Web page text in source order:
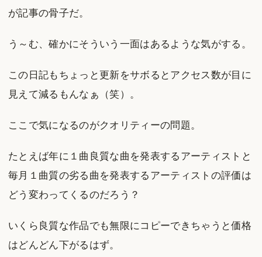
が記事の骨子だ。
う～む、確かにそういう一面はあるような気がする。
この日記もちょっと更新をサボるとアクセス数が目に
見えて減るもんなぁ（笑）。
ここで気になるのがクオリティーの問題。
たとえば年に１曲良質な曲を発表するアーティストと
毎月１曲質の劣る曲を発表するアーティストの評価は
どう変わってくるのだろう？
いくら良質な作品でも無限にコピーできちゃうと価格
はどんどん下がるはず。